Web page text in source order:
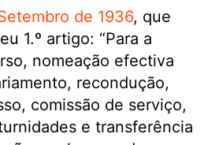
de 1936, que
1.º artigo: “Para a
nomeação efectiva
recondução,
comissão de serviço,
e transferência